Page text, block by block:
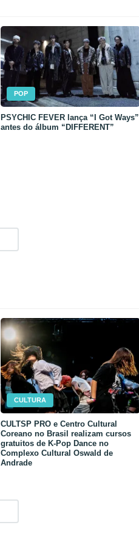
POP
PSYCHIC FEVER lança “I Got Ways”
antes do álbum “DIFFERENT”
CULTURA
CULTSP PRO e Centro Cultural
Coreano no Brasil realizam cursos
gratuitos de K-Pop Dance no
Complexo Cultural Oswald de
Andrade